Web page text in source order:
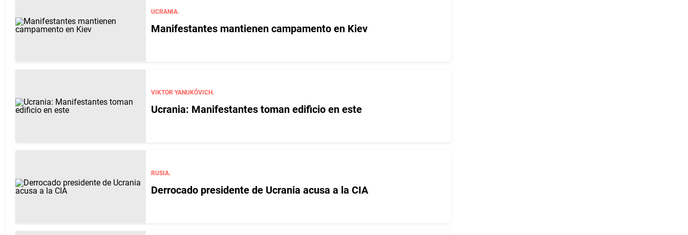
UCRANIA.
Manifestantes mantienen campamento en Kiev
VIKTOR YANUKÓVICH.
Ucrania: Manifestantes toman edificio en este
RUSIA.
Derrocado presidente de Ucrania acusa a la CIA